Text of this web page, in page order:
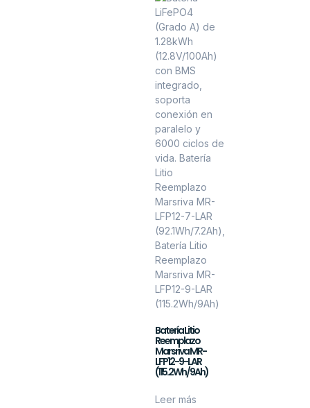
Batería Litio
Reemplazo
Marsriva MR-
LFP12-9-LAR
(115.2Wh/9Ah)
Leer más